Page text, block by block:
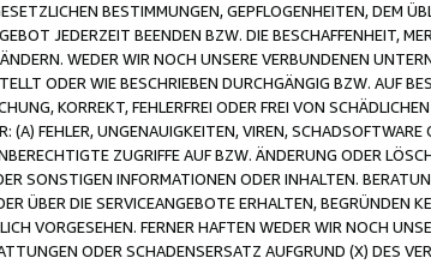
BESTIMMUNGEN, GEPFLOGENHEITEN, DEM
JEDERZEIT BEENDEN BZW. DIE BESCHAFFENHEIT,
WEDER WIR NOCH UNSERE VERBUNDENEN
ODER WIE BESCHRIEBEN DURCHGÄNGIG BZW. AUF
KORREKT, FEHLERFREI ODER FREI VON
(A) FEHLER, UNGENAUIGKEITEN, VIREN,
ZUGRIFFE AUF BZW. ÄNDERUNG ODER
SONSTIGEN INFORMATIONEN ODER INHALTEN.
ÜBER DIE SERVICEANGEBOTE ERHALTEN, BEGRÜNDEN
VORGESEHEN. FERNER HAFTEN WEDER WIR NOCH
ODER SCHADENSERSATZ AUFGRUND (X) DES